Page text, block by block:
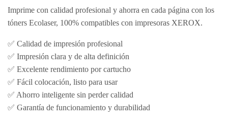
Imprime con calidad profesional y ahorra en cada página con los
tóners Ecolaser, 100% compatibles con impresoras XEROX.
✅ Calidad de impresión profesional
✅ Impresión clara y de alta definición
✅ Excelente rendimiento por cartucho
✅ Fácil colocación, listo para usar
✅ Ahorro inteligente sin perder calidad
✅ Garantía de funcionamiento y durabilidad